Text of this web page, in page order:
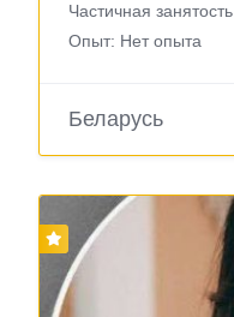
Частичная занятость
Опыт: Нет опыта
Беларусь